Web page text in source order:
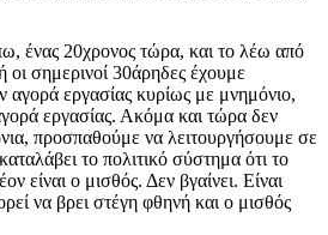
ένας 20χρονος τώρα, και το λέω από
σημερινοί 30άρηδες έχουμε
αγορά εργασίας κυρίως με μνημόνιο,
εργασίας. Ακόμα και τώρα δεν
προσπαθούμε να λειτουργήσουμε σε
το πολιτικό σύστημα ότι το
είναι ο μισθός. Δεν βγαίνει. Είναι
να βρει στέγη φθηνή και ο μισθός